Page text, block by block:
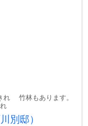
れ
竹林もあります。
別邸）